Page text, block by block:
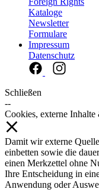
Kataloge
Newsletter
Formulare
Impressum
Datenschutz
Schließen
--
Cookies, externe Inhalte
Damit wir externe
einbetten sowie die
einen Merkzettel ohne
Ihre Entscheidung in
Anwendung oder